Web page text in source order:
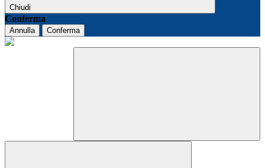
Chiudi
Conferma
Annulla Conferma